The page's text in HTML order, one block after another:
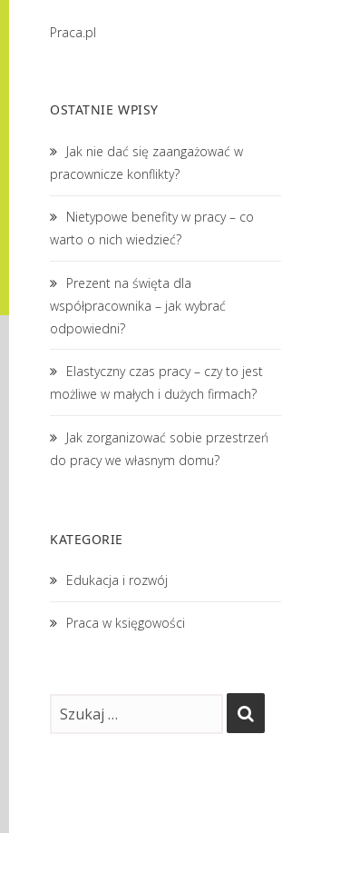
Praca.pl
OSTATNIE WPISY
Jak nie dać się zaangażować w
pracownicze konflikty?
Nietypowe benefity w pracy – co
warto o nich wiedzieć?
Prezent na święta dla
współpracownika – jak wybrać
odpowiedni?
Elastyczny czas pracy – czy to jest
możliwe w małych i dużych firmach?
Jak zorganizować sobie przestrzeń
do pracy we własnym domu?
KATEGORIE
Edukacja i rozwój
Praca w księgowości